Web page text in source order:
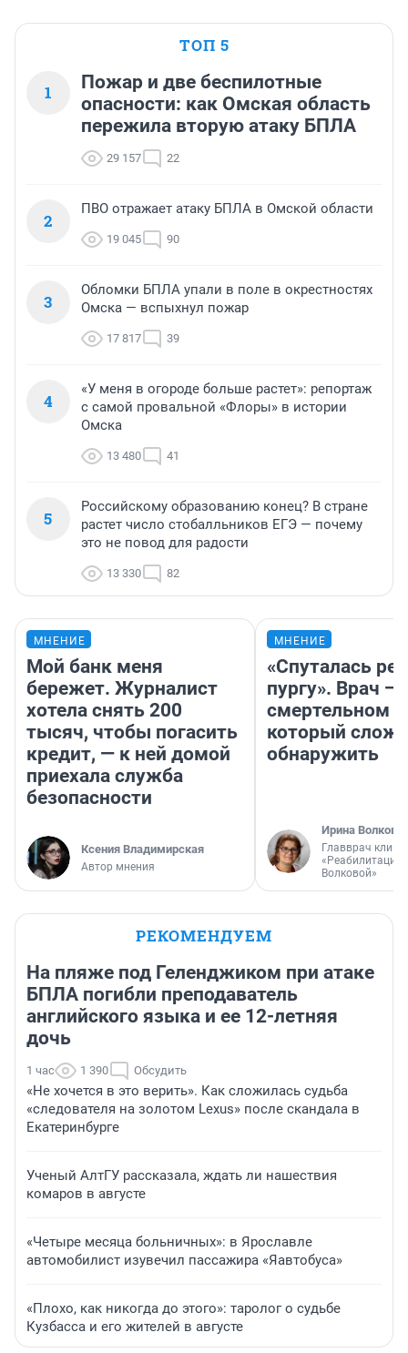
ТОП 5
1
Пожар и две беспилотные
опасности: как Омская область
пережила вторую атаку БПЛА
29 157 22
2
ПВО отражает атаку БПЛА в Омской области
19 045 90
3
Обломки БПЛА упали в поле в окрестностях
Омска — вспыхнул пожар
17 817 39
4
«У меня в огороде больше растет»: репортаж
с самой провальной «Флоры» в истории
Омска
13 480 41
5
Российскому образованию конец? В стране
растет число стобалльников ЕГЭ — почему
это не повод для радости
13 330 82
МНЕНИЕ
Мой банк меня
бережет. Журналист
хотела снять 200
тысяч, чтобы погасить
кредит, — к ней домой
приехала служба
безопасности
Ксения Владимирская
Автор мнения
МНЕНИЕ
«Спуталась
пургу». Врач —
смертельном
который
обнаружить
Ирина Волкова
Главврач
«Реабилитация
Волковой»
РЕКОМЕНДУЕМ
На пляже под Геленджиком при атаке
БПЛА погибли преподаватель
английского языка и ее 12-летняя
дочь
1 час 1 390 Обсудить
«Не хочется в это верить». Как сложилась судьба
«следователя на золотом Lexus» после скандала в
Екатеринбурге
Ученый АлтГУ рассказала, ждать ли нашествия
комаров в августе
«Четыре месяца больничных»: в Ярославле
автомобилист изувечил пассажира «Яавтобуса»
«Плохо, как никогда до этого»: таролог о судьбе
Кузбасса и его жителей в августе